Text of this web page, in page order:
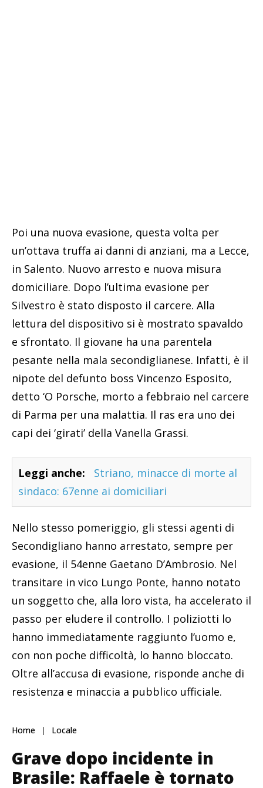
Poi una nuova evasione, questa volta per
un’ottava truffa ai danni di anziani, ma a Lecce,
in Salento. Nuovo arresto e nuova misura
domiciliare. Dopo l’ultima evasione per
Silvestro è stato disposto il carcere. Alla
lettura del dispositivo si è mostrato spavaldo
e sfrontato. Il giovane ha una parentela
pesante nella mala secondiglianese. Infatti, è il
nipote del defunto boss Vincenzo Esposito,
detto ‘O Porsche, morto a febbraio nel carcere
di Parma per una malattia. Il ras era uno dei
capi dei ‘girati’ della Vanella Grassi.
Leggi anche:
Striano, minacce di morte al
sindaco: 67enne ai domiciliari
Nello stesso pomeriggio, gli stessi agenti di
Secondigliano hanno arrestato, sempre per
evasione, il 54enne Gaetano D’Ambrosio. Nel
transitare in vico Lungo Ponte, hanno notato
un soggetto che, alla loro vista, ha accelerato il
passo per eludere il controllo. I poliziotti lo
hanno immediatamente raggiunto l’uomo e,
con non poche difficoltà, lo hanno bloccato.
Oltre all’accusa di evasione, risponde anche di
resistenza e minaccia a pubblico ufficiale.
Home Locale
Grave dopo incidente in
Brasile: Raffaele è tornato